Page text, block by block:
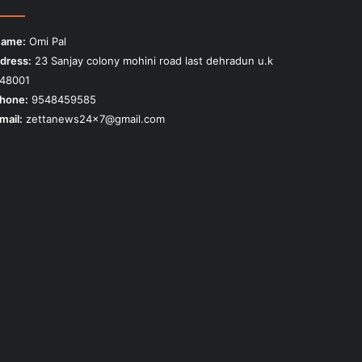
Omi Pal
23 Sanjay colony mohini road last dehradun u.k
9548459585
zettanews24x7@gmail.com